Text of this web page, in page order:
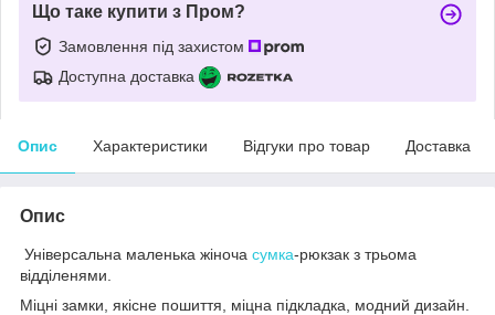
Що таке купити з Пром?
Замовлення під захистом
Доступна доставка
Опис Характеристики Відгуки про товар Доставка
Опис
Універсальна маленька жіноча сумка-рюкзак з трьома
відділенями.
Міцні замки, якісне пошиття, міцна підкладка, модний дизайн.